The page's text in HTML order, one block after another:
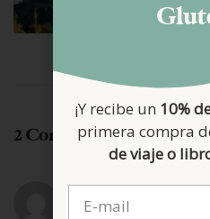
2 Comments
mayo 1,
¡Y recibe un 10%
primera compra
de viaje o